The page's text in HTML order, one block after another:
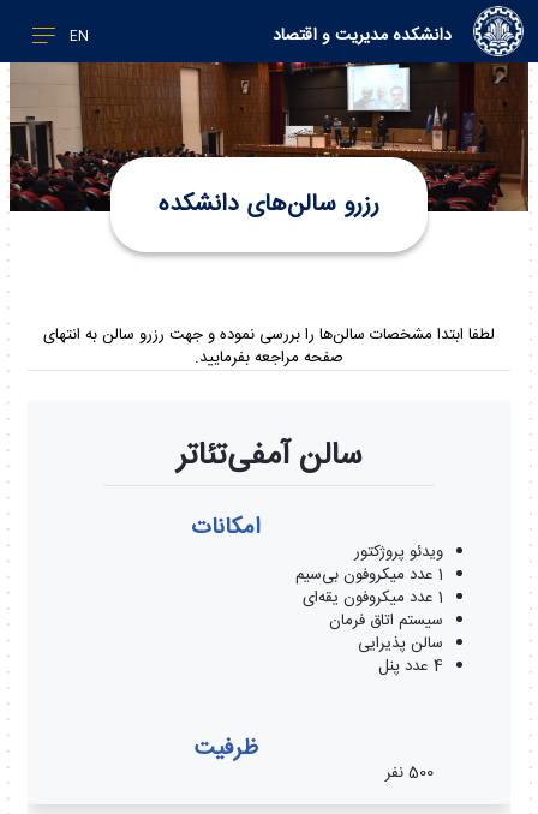
EN دانشکده مدیریت و اقتصاد
رزرو سالن‌های دانشکده
لطفا ابتدا مشخصات سالن‌ها را بررسی نموده و جهت رزرو سالن به انتهای
صفحه مراجعه بفرمایید.
سالن آمفی‌تئاتر
امکانات
ویدئو پروژکتور
1 عدد میکروفون بی‌سیم
1 عدد میکروفون یقه‌ای
سیستم اتاق فرمان
سالن پذیرایی
4 عدد پنل
ظرفیت
500 نفر